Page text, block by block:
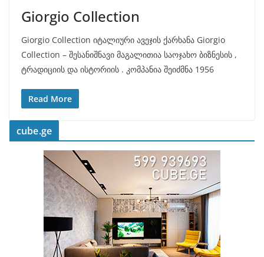
Giorgio Collection
Giorgio Collection იტალიური ავეჯის ქარხანა Giorgio
Collection – შესანიშნავი მაგალითია საოჯახო ბიზნესის ,
ტრადიციის და ისტორიის . კომპანია შეიძმნა 1956
Read More
cube.ge